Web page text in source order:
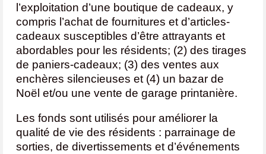
l’exploitation d’une boutique de cadeaux, y
compris l’achat de fournitures et d’articles-
cadeaux susceptibles d’être attrayants et
abordables pour les résidents; (2) des tirages
de paniers-cadeaux; (3) des ventes aux
enchères silencieuses et (4) un bazar de
Noël et/ou une vente de garage printanière.
Les fonds sont utilisés pour améliorer la
qualité de vie des résidents : parrainage de
sorties, de divertissements et d’événements